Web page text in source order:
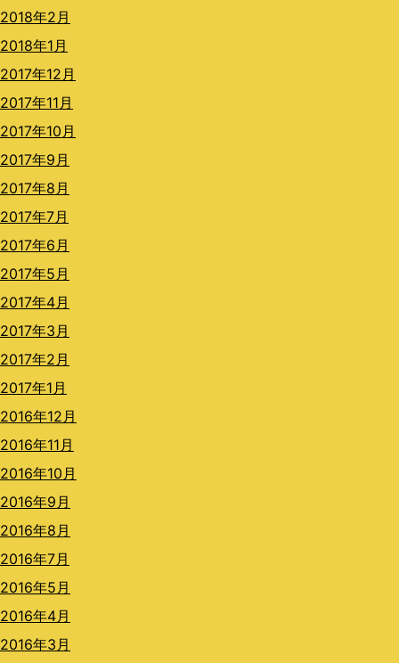
2018年2月
2018年1月
2017年12月
2017年11月
2017年10月
2017年9月
2017年8月
2017年7月
2017年6月
2017年5月
2017年4月
2017年3月
2017年2月
2017年1月
2016年12月
2016年11月
2016年10月
2016年9月
2016年8月
2016年7月
2016年5月
2016年4月
2016年3月